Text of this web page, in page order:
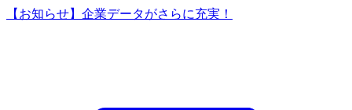
【お知らせ】企業データがさらに充実！